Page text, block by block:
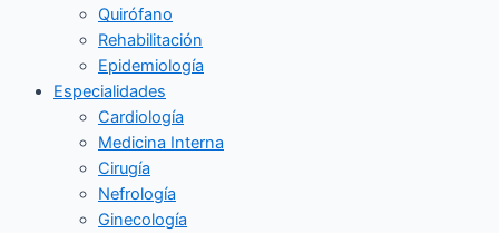
Quirófano
Rehabilitación
Epidemiología
Especialidades
Cardiología
Medicina Interna
Cirugía
Nefrología
Ginecología